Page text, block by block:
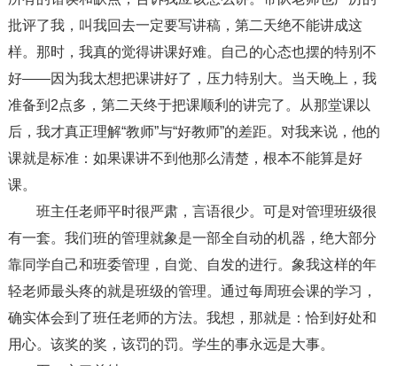
批评了我，叫我回去一定要写讲稿，第二天绝不能讲成这
样。那时，我真的觉得讲课好难。自己的心态也摆的特别不
好——因为我太想把课讲好了，压力特别大。当天晚上，我
准备到2点多，第二天终于把课顺利的讲完了。从那堂课以
后，我才真正理解“教师”与“好教师”的差距。对我来说，他的
课就是标准：如果课讲不到他那么清楚，根本不能算是好
课。
班主任老师平时很严肃，言语很少。可是对管理班级很
有一套。我们班的管理就象是一部全自动的机器，绝大部分
靠同学自己和班委管理，自觉、自发的进行。象我这样的年
轻老师最头疼的就是班级的管理。通过每周班会课的学习，
确实体会到了班任老师的方法。我想，那就是：恰到好处和
用心。该奖的奖，该罚的罚。学生的事永远是大事。